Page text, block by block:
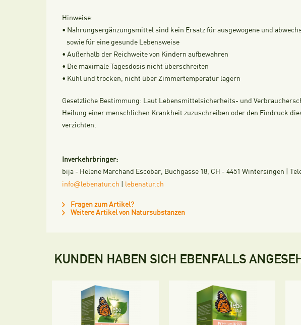
Hinweise:
• Nahrungsergänzungsmittel sind kein Ersatz für ausgewogene und
sowie für eine gesunde Lebensweise
• Außerhalb der Reichweite von Kindern aufbewahren
• Die maximale Tagesdosis nicht überschreiten
• Kühl und trocken, nicht über Zimmertemperatur lagern
Gesetzliche Bestimmung: Laut Lebensmittelsicherheits- und
Heilung einer menschlichen Krankheit zuzuschreiben oder den Eindruck
verzichten.
Inverkehrbringer:
bija - Helene Marchand Escobar, Buchgasse 18, CH - 4451 Wintersingen |
info@lebenatur.ch lebenatur.ch
Fragen zum Artikel?
Weitere Artikel von Natursubstanzen
KUNDEN HABEN SICH EBENFALLS